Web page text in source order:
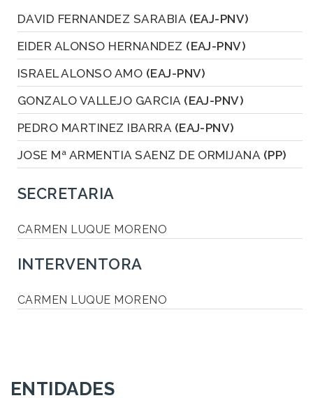
DAVID FERNANDEZ SARABIA (EAJ-PNV)
EIDER ALONSO HERNANDEZ (EAJ-PNV)
ISRAEL ALONSO AMO (EAJ-PNV)
GONZALO VALLEJO GARCIA (EAJ-PNV)
PEDRO MARTINEZ IBARRA (EAJ-PNV)
JOSE Mª ARMENTIA SAENZ DE ORMIJANA (PP)
SECRETARIA
CARMEN LUQUE MORENO
INTERVENTORA
CARMEN LUQUE MORENO
ENTIDADES